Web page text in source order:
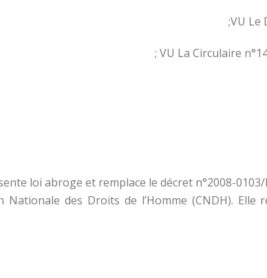
VU Le
VU La Circulaire
loi abroge et remplace le décret n°2008-
Nationale des Droits de l’Homme (CNDH).